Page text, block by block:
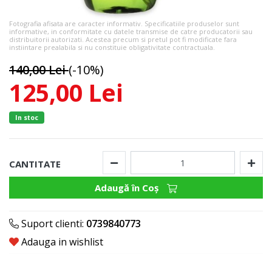
Fotografia afisata are caracter informativ. Specificatiile produselor sunt
informative, in conformitate cu datele transmise de catre producatorii sau
distribuitorii autorizati. Acestea precum si pretul pot fi modificate fara
instiintare prealabila si nu constituie obligativitate contractuala.
140,00 Lei (-10%)
125,00 Lei
In stoc
CANTITATE
Adaugă în Coş
Suport clienti: 0739840773
Adauga in wishlist